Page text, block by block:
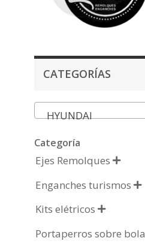
CATEGORÍAS
HYUNDAI
Categoría
Ejes Remolques 
Enganches turismos 
Kits elétricos 
Portaperros sobre bola